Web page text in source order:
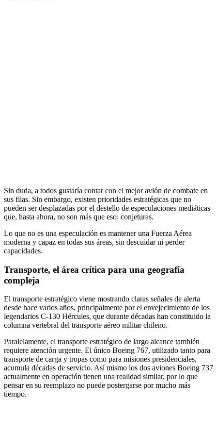
Sin duda, a todos gustaría contar con el mejor avión de combate en
sus filas. Sin embargo, existen prioridades estratégicas que no
pueden ser desplazadas por el destello de especulaciones mediáticas
que, hasta ahora, no son más que eso: conjeturas.
Lo que no es una especulación es mantener una Fuerza Aérea
moderna y capaz en todas sus áreas, sin descuidar ni perder
capacidades.
Transporte, el área crítica para una geografía
compleja
El transporte estratégico viene mostrando claras señales de alerta
desde hace varios años, principalmente por el envejecimiento de los
legendarios C-130 Hércules, que durante décadas han constituido la
columna vertebral del transporte aéreo militar chileno.
Paralelamente, el transporte estratégico de largo alcance también
requiere atención urgente. El único Boeing 767, utilizado tanto para
transporte de carga y tropas como para misiones presidenciales,
acumula décadas de servicio. Así mismo los dos aviones Boeing 737
actualmente en operación tienen una realidad similar, por lo que
pensar en su reemplazo no puede postergarse por mucho más
tiempo.